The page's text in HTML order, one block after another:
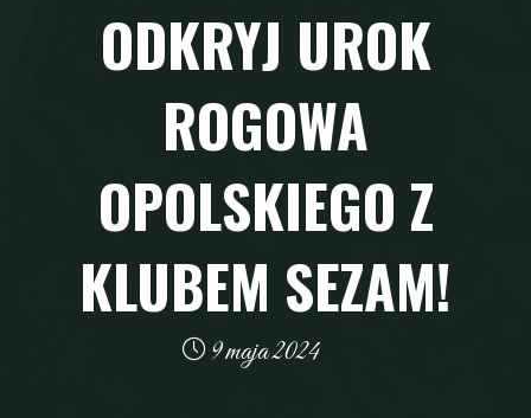
ODKRYJ UROK
ROGOWA
OPOLSKIEGO Z
KLUBEM SEZAM!
9 maja 2024